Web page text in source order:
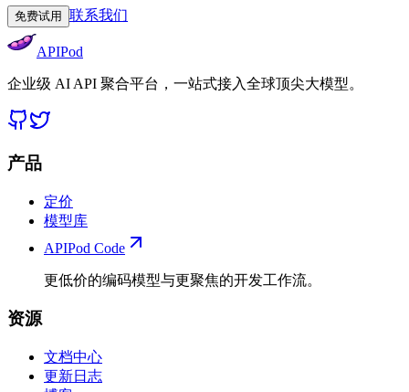
免费试用 联系我们
APIPod
企业级 AI API 聚合平台，一站式接入全球顶尖大模型。
产品
定价
模型库
APIPod Code
更低价的编码模型与更聚焦的开发工作流。
资源
文档中心
更新日志